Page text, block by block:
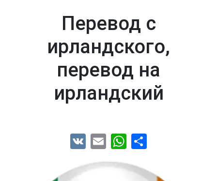
Перевод с
ирландского,
перевод на
ирландский
VK Email WhatsApp